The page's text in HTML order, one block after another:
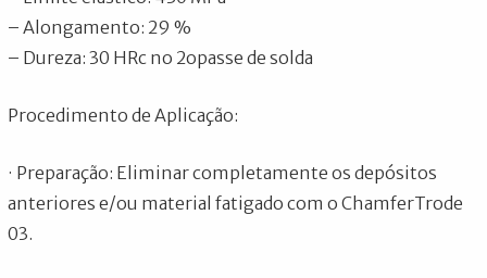
– Alongamento: 29 %
– Dureza: 30 HRc no 2opasse de solda
Procedimento de Aplicação:
· Preparação: Eliminar completamente os depósitos
anteriores e/ou material fatigado com o ChamferTrode
03.